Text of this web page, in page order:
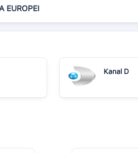
EUROPEI
Kanal D